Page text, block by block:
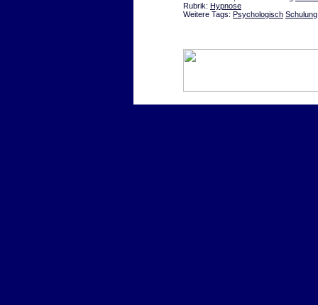
Rubrik: Hypnose
Weitere Tags: Psychologisch Schulung